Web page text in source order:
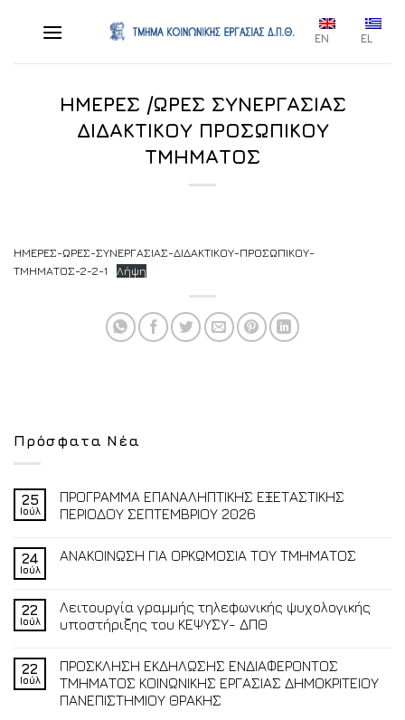
EN EL
ΗΜΕΡΕΣ /ΩΡΕΣ ΣΥΝΕΡΓΑΣΙΑΣ
ΔΙΔΑΚΤΙΚΟΥ ΠΡΟΣΩΠΙΚΟΥ
ΤΜΗΜΑΤΟΣ
ΗΜΕΡΕΣ-ΩΡΕΣ-ΣΥΝΕΡΓΑΣΙΑΣ-ΔΙΔΑΚΤΙΚΟΥ-ΠΡΟΣΩΠΙΚΟΥ-
ΤΜΗΜΑΤΟΣ-2-2-1
Λήψη
Πρόσφατα Νέα
25
Ιούλ
ΠΡΟΓΡΑΜΜΑ ΕΠΑΝΑΛΗΠΤΙΚΗΣ ΕΞΕΤΑΣΤΙΚΗΣ
ΠΕΡΙΟΔΟΥ ΣΕΠΤΕΜΒΡΙΟΥ 2026
24
Ιούλ
ΑΝΑΚΟΙΝΩΣΗ ΓΙΑ ΟΡΚΩΜΟΣΙΑ ΤΟΥ ΤΜΗΜΑΤΟΣ
22
Ιούλ
Λειτουργία γραμμής τηλεφωνικής ψυχολογικής
υποστήριξης του ΚΕΨΥΣΥ- ΔΠΘ
22
Ιούλ
ΠΡΟΣΚΛΗΣΗ ΕΚΔΗΛΩΣΗΣ ΕΝΔΙΑΦΕΡΟΝΤΟΣ
ΤΜΗΜΑΤΟΣ ΚΟΙΝΩΝΙΚΗΣ ΕΡΓΑΣΙΑΣ ΔΗΜΟΚΡΙΤΕΙΟΥ
ΠΑΝΕΠΙΣΤΗΜΙΟΥ ΘΡΑΚΗΣ